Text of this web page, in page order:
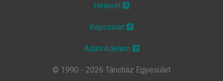
Hírlevél
Kapcsolat
Adatvédelem
© 1990 - 2026 Táncház Egyesület